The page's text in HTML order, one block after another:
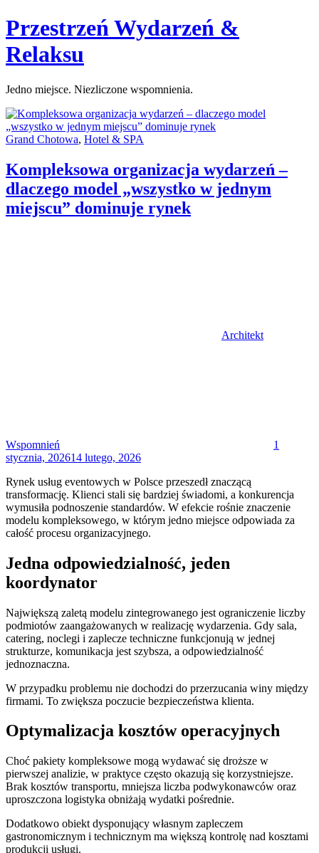
Skip
to
content
Przestrzeń Wydarzeń &
Relaksu
Jedno miejsce. Niezliczone wspomnienia.
Categories:
Grand Chotowa, Hotel & SPA
Kompleksowa organizacja wydarzeń –
dlaczego model „wszystko w jednym
miejscu” dominuje rynek
Architekt
Wspomnień
1
stycznia, 202614 lutego, 2026
Rynek usług eventowych w Polsce przeszedł znaczącą
transformację. Klienci stali się bardziej świadomi, a konkurencja
wymusiła podnoszenie standardów. W efekcie rośnie znaczenie
modelu kompleksowego, w którym jedno miejsce odpowiada za
całość procesu organizacyjnego.
Jedna odpowiedzialność, jeden
koordynator
Największą zaletą modelu zintegrowanego jest ograniczenie liczby
podmiotów zaangażowanych w realizację wydarzenia. Gdy sala,
catering, noclegi i zaplecze techniczne funkcjonują w jednej
strukturze, komunikacja jest szybsza, a odpowiedzialność
jednoznaczna.
W przypadku problemu nie dochodzi do przerzucania winy między
firmami. To zwiększa poczucie bezpieczeństwa klienta.
Optymalizacja kosztów operacyjnych
Choć pakiety kompleksowe mogą wydawać się droższe w
pierwszej analizie, w praktyce często okazują się korzystniejsze.
Brak kosztów transportu, mniejsza liczba podwykonawców oraz
uproszczona logistyka obniżają wydatki pośrednie.
Dodatkowo obiekt dysponujący własnym zapleczem
gastronomicznym i technicznym ma większą kontrolę nad kosztami
produkcji usługi.